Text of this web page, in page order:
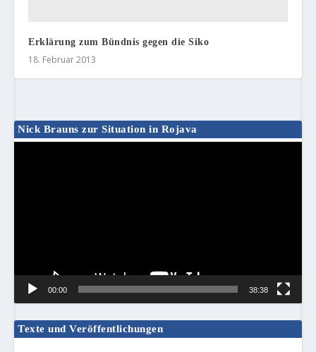
Erklärung zum Bündnis gegen die Siko
18. Februar 2013
Nick Brauns zur Situation in Rojava
00:00 38:38
Texte und Veröffentlichungen